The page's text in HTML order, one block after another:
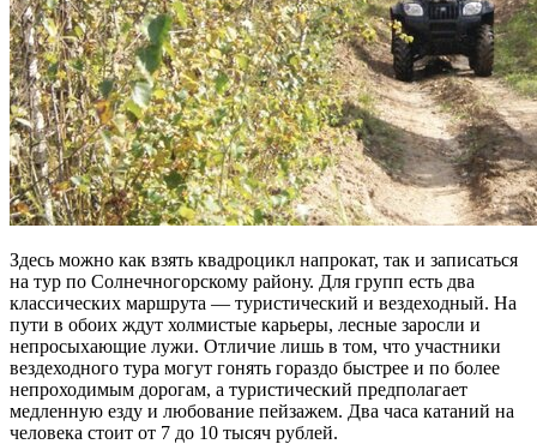
Здесь можно как взять квадроцикл напрокат, так и записаться
на тур по Солнечногорскому району. Для групп есть два
классических маршрута — туристический и вездеходный. На
пути в обоих ждут холмистые карьеры, лесные заросли и
непросыхающие лужи. Отличие лишь в том, что участники
вездеходного тура могут гонять гораздо быстрее и по более
непроходимым дорогам, а туристический предполагает
медленную езду и любование пейзажем. Два часа катаний на
человека стоит от 7 до 10 тысяч рублей.